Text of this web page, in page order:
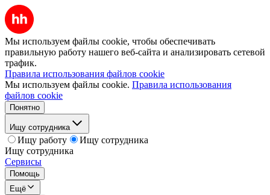
Мы используем файлы cookie, чтобы обеспечивать
правильную работу нашего веб-сайта и анализировать сетевой
трафик.
Правила использования файлов cookie
Мы используем файлы cookie. Правила использования
файлов cookie
Понятно
Ищу сотрудника
Ищу работу
Ищу сотрудника
Ищу сотрудника
Сервисы
Помощь
Ещё